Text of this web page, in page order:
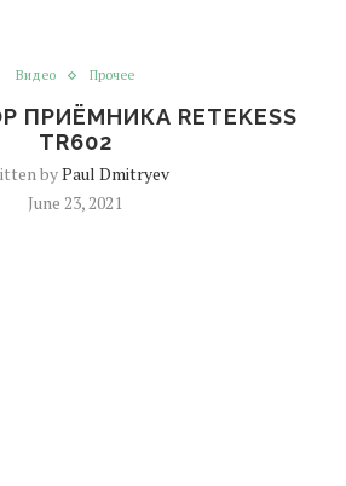
Видео Прочее
ПРИЁМНИКА RETEKESS
TR602
byPaul Dmitryev
June 23, 2021